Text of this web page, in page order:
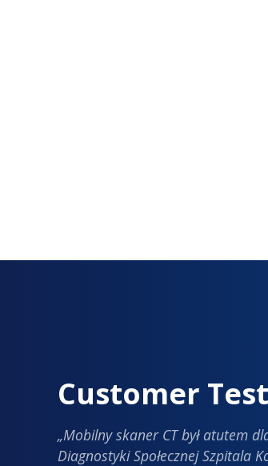
Customer
„Mobilny skaner CT był atutem
Diagnostyki Społecznej Szpitala